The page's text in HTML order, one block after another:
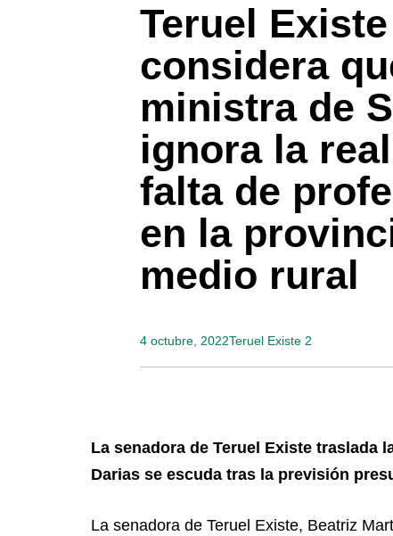
Teruel Existe
considera
ministra de
ignora la
falta de
en la
medio rural
Teruel Existe 2
4 octubre, 2022
La senadora de Teruel Existe traslada
Darias se escuda tras la previsión
La senadora de Teruel Existe, Beatriz